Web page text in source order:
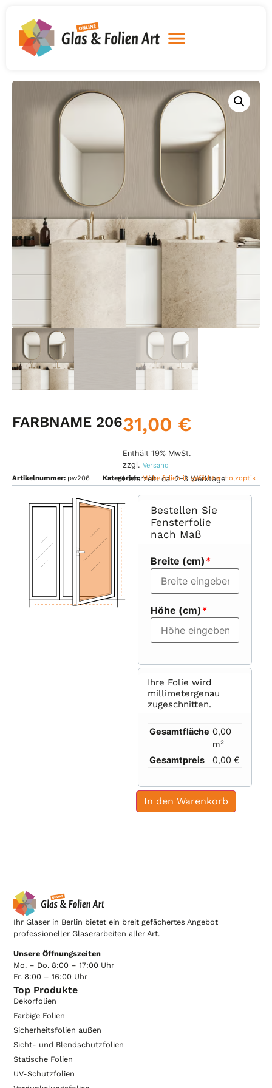
FARBNAME 20631,00 €
Enthält 19% MwSt.
zzgl. Versand
Lieferzeit: ca. 2-3 Werktage
Artikelnummer: pw206 Kategorien:Möbelfolien in gefärbter Holzoptik
Bestellen Sie
Fensterfolie
nach Maß
Breite (cm) *
Höhe (cm) *
Ihre Folie wird
millimetergenau
zugeschnitten.
Gesamtfläche 0,00
m²
Gesamtpreis
0,00 €
In den Warenkorb
Ihr Glaser in Berlin bietet ein breit gefächertes Angebot
professioneller Glaserarbeiten aller Art.
Unsere Öffnungszeiten
Mo. – Do. 8:00 – 17:00 Uhr
Fr. 8:00 – 16:00 Uhr
Top Produkte
Dekorfolien
Farbige Folien
Sicherheitsfolien außen
Sicht- und Blendschutzfolien
Statische Folien
UV-Schutzfolien